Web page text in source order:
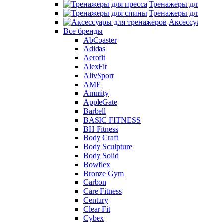
Тренажеры
Тренажеры
Все бренды
AbCoaster
Adidas
Aerofit
AlexFit
AlivSport
AMF
Ammity
AppleGate
Barbell
BASIC FITNESS
BH Fitness
Body Craft
Body Sculpture
Body Solid
Bowflex
Bronze Gym
Carbon
Care Fitness
Century
Clear Fit
Cybex